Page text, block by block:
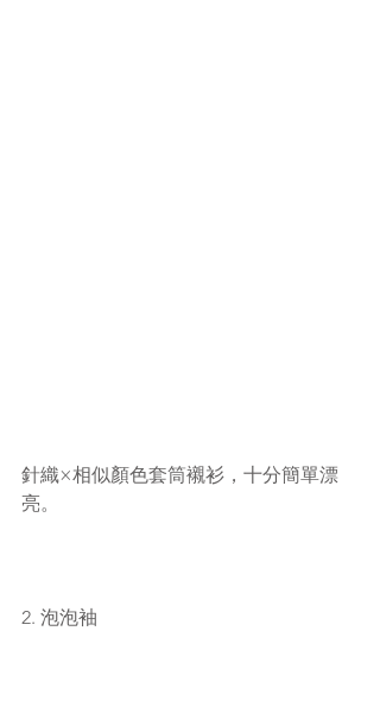
針織×相似顏色套筒襯衫，十分簡單漂
亮。
2. 泡泡袖